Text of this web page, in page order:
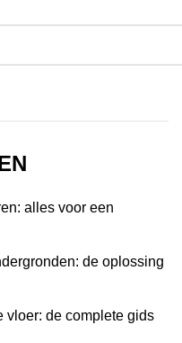
alles voor een
de oplossing
vloer: de complete gids